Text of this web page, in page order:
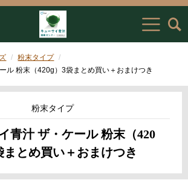
粉末タイプ
ル 粉末（420g）3袋まとめ買い＋おまけつき
粉末タイプ
青汁 ザ・ケール 粉末（420
まとめ買い＋おまけつき